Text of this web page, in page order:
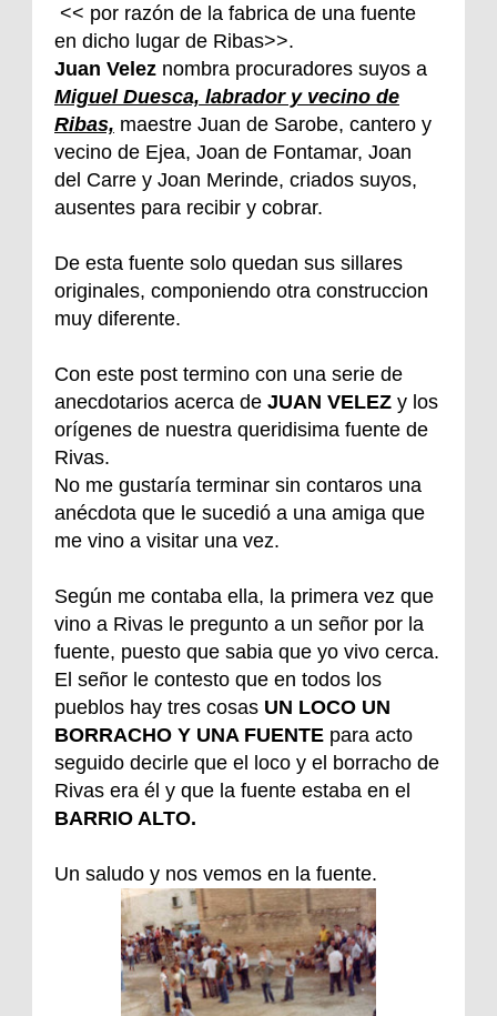
<< por razón de la fabrica de una fuente
en dicho lugar de Ribas>>.
Juan Velez nombra procuradores suyos a
Miguel Duesca, labrador y vecino de
Ribas, maestre Juan de Sarobe, cantero y
vecino de Ejea, Joan de Fontamar, Joan
del Carre y Joan Merinde, criados suyos,
ausentes para recibir y cobrar.
De esta fuente solo quedan sus sillares
originales, componiendo otra construccion
muy diferente.
Con este post termino con una serie de
anecdotarios acerca de JUAN VELEZ y los
orígenes de nuestra queridisima fuente de
Rivas.
No me gustaría terminar sin contaros una
anécdota que le sucedió a una amiga que
me vino a visitar una vez.
Según me contaba ella, la primera vez que
vino a Rivas le pregunto a un señor por la
fuente, puesto que sabia que yo vivo cerca.
El señor le contesto que en todos los
pueblos hay tres cosas UN LOCO UN
BORRACHO Y UNA FUENTE para acto
seguido decirle que el loco y el borracho de
Rivas era él y que la fuente estaba en el
BARRIO ALTO.
Un saludo y nos vemos en la fuente.